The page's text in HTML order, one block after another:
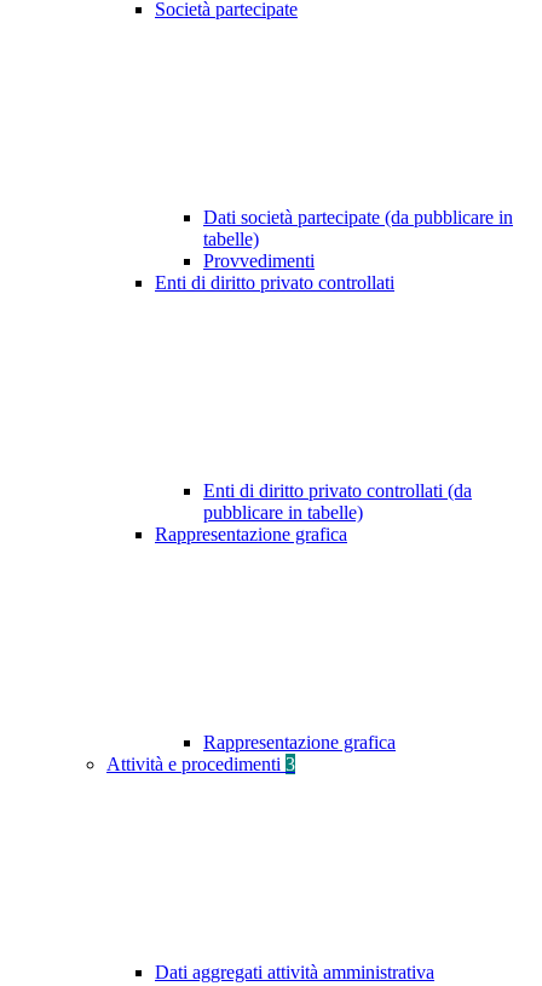
Società partecipate
Dati società partecipate (da pubblicare in
tabelle)
Provvedimenti
Enti di diritto privato controllati
Enti di diritto privato controllati (da
pubblicare in tabelle)
Rappresentazione grafica
Rappresentazione grafica
Attività e procedimenti 3
Dati aggregati attività amministrativa